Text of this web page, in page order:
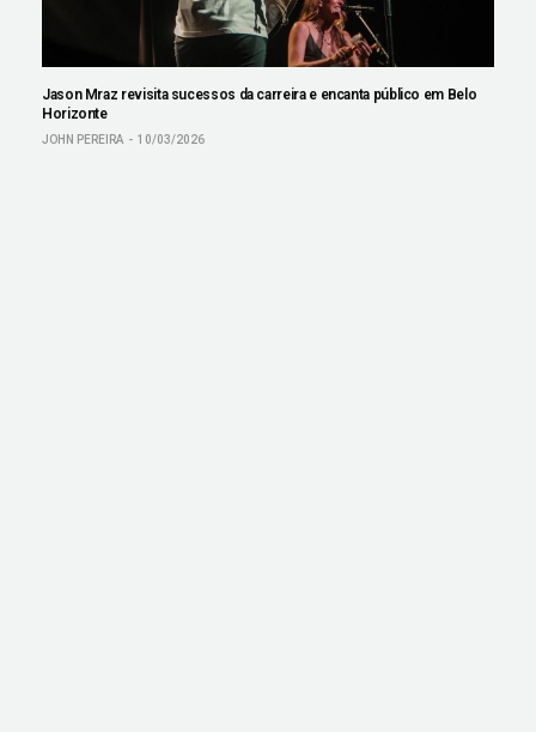
Jason Mraz revisita sucessos da carreira e encanta público em Belo
Horizonte
JOHN PEREIRA 10/03/2026